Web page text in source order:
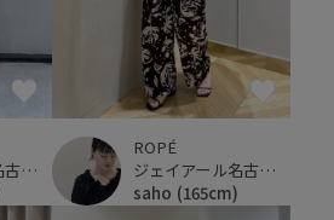
ジェイアール名古屋タカシマヤ
ROPÉ
ジェイアール名古屋タカシマヤ
saho (165cm)